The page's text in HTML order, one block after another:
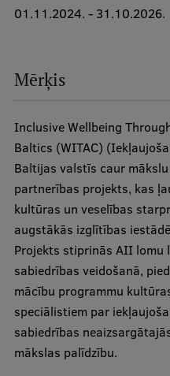
Maģistra studiju
Rezidentūra
Praktiska informācija
Par RSU
Studentu dzīve
Studiju norises vietas
Fakultātes
Mūsu cilvēki
01.11.2024. - 31.10.2026.
Mērķis
Inclusive Wellbeing
Baltics (WITAC)
Baltijas valstīs caur
partnerības projekts, kas
kultūras un veselības
augstākās izglītības
Projekts stiprinās AII lomu
sabiedrības veidošanā,
mācību programmu
speciālistiem par
sabiedrības
mākslas palīdzību.